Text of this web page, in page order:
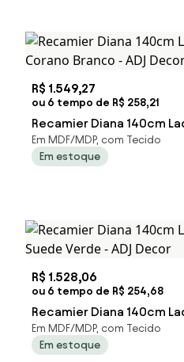
R$ 1.549,27
ou 6 tempo de R$ 258,21
Recamier Diana 140cm
Corano Branco - ADJ Decor
Em MDF/MDP, com Tecido
Em estoque
R$ 1.528,06
ou 6 tempo de R$ 254,68
Recamier Diana 140cm
Suede Verde - ADJ Decor
Em MDF/MDP, com Tecido
Em estoque